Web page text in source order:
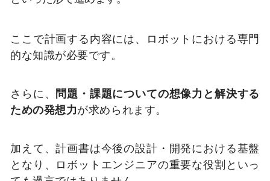
ここで計画する内容には、ロボットにおける専門
的な知識が必要です。
さらに、 問題・課題についての想像力と解決する
ための発想力が求められます。
加えて、計画書は今後の設計・開発における基盤
となり、ロボットエンジニアの重要な役割といっ